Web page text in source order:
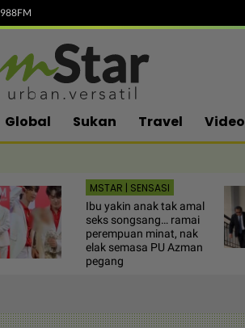
988FM
Global Sukan Travel Video
MSTAR | SENSASI
Ibu yakin anak tak amal
seks songsang… ramai
perempuan minat, nak
elak semasa PU Azman
pegang